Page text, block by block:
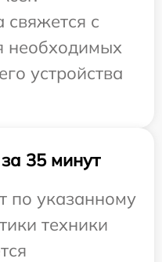
свяжется с
необходимых
устройства
35 минут
по указанному
техники